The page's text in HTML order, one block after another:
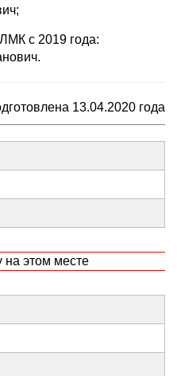
с 2019 года:
13.04.2020 года
на этом месте